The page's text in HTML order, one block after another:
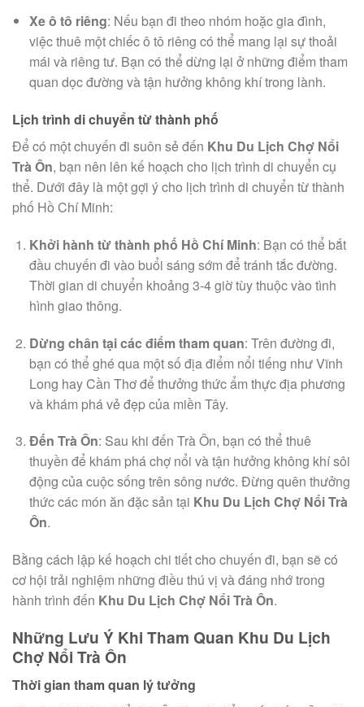
Xe ô tô riêng: Nếu bạn đi theo nhóm hoặc gia đình,
việc thuê một chiếc ô tô riêng có thể mang lại sự thoải
mái và riêng tư. Bạn có thể dừng lại ở những điểm tham
quan dọc đường và tận hưởng không khí trong lành.
Lịch trình di chuyển từ thành phố
Để có một chuyến đi suôn sẻ đến Khu Du Lịch Chợ Nổi
Trà Ôn, bạn nên lên kế hoạch cho lịch trình di chuyển cụ
thể. Dưới đây là một gợi ý cho lịch trình di chuyển từ thành
phố Hồ Chí Minh:
Khởi hành từ thành phố Hồ Chí Minh: Bạn có thể bắt
đầu chuyến đi vào buổi sáng sớm để tránh tắc đường.
Thời gian di chuyển khoảng 3-4 giờ tùy thuộc vào tình
hình giao thông.
Dừng chân tại các điểm tham quan: Trên đường đi,
bạn có thể ghé qua một số địa điểm nổi tiếng như Vĩnh
Long hay Cần Thơ để thưởng thức ẩm thực địa phương
và khám phá vẻ đẹp của miền Tây.
Đến Trà Ôn: Sau khi đến Trà Ôn, bạn có thể thuê
thuyền để khám phá chợ nổi và tận hưởng không khí sôi
động của cuộc sống trên sông nước. Đừng quên thưởng
thức các món ăn đặc sản tại Khu Du Lịch Chợ Nổi Trà
Ôn.
Bằng cách lập kế hoạch chi tiết cho chuyến đi, bạn sẽ có
cơ hội trải nghiệm những điều thú vị và đáng nhớ trong
hành trình đến Khu Du Lịch Chợ Nổi Trà Ôn.
Những Lưu Ý Khi Tham Quan Khu Du Lịch
Chợ Nổi Trà Ôn
Thời gian tham quan lý tưởng